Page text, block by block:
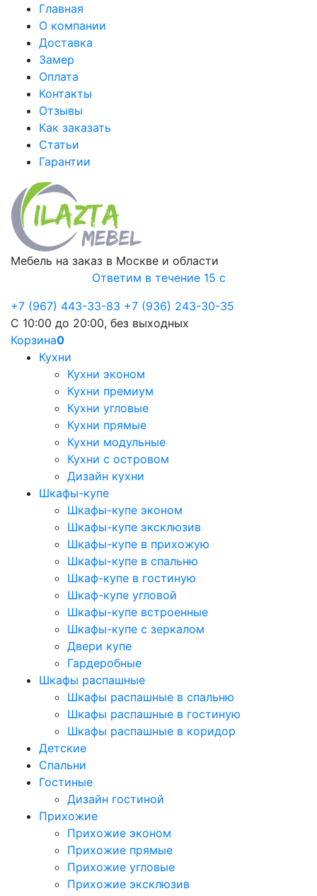
Главная
О компании
Доставка
Замер
Оплата
Контакты
Отзывы
Как заказать
Статьи
Гарантии
Мебель на заказ в Москве и области
Ответим в течение 15 с
+7 (967) 443-33-83 +7 (936) 243-30-35
С 10:00 до 20:00, без выходных
Корзина0
Кухни
Кухни эконом
Кухни премиум
Кухни угловые
Кухни прямые
Кухни модульные
Кухни с островом
Дизайн кухни
Шкафы-купе
Шкафы-купе эконом
Шкафы-купе эксклюзив
Шкафы-купе в прихожую
Шкафы-купе в спальню
Шкаф-купе в гостиную
Шкаф-купе угловой
Шкафы-купе встроенные
Шкафы-купе с зеркалом
Двери купе
Гардеробные
Шкафы распашные
Шкафы распашные в спальню
Шкафы распашные в гостиную
Шкафы распашные в коридор
Детские
Спальни
Гостиные
Дизайн гостиной
Прихожие
Прихожие эконом
Прихожие прямые
Прихожие угловые
Прихожие эксклюзив